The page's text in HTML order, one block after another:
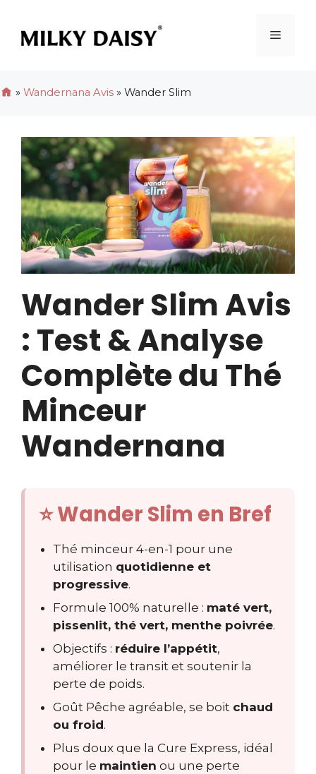
contenu
Menu
» Wandernana Avis » Wander Slim
Wander Slim Avis
: Test & Analyse
Complète du Thé
Minceur
Wandernana
⭐ Wander Slim en Bref
Thé minceur 4-en-1 pour une
utilisation quotidienne et
progressive.
Formule 100% naturelle : maté vert,
pissenlit, thé vert, menthe poivrée.
Objectifs : réduire l’appétit,
améliorer le transit et soutenir la
perte de poids.
Goût Pêche agréable, se boit chaud
ou froid.
Plus doux que la Cure Express, idéal
pour le maintien ou une perte